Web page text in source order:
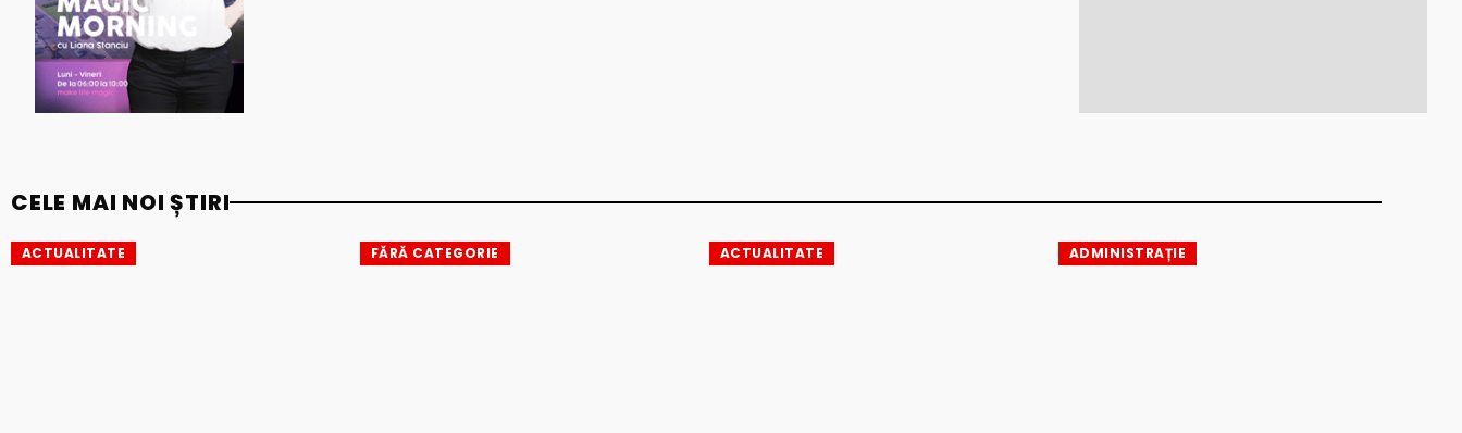
CELE MAI NOI ȘTIRI
ACTUALITATE FĂRĂ CATEGORIE ACTUALITATE ADMINISTRAȚIE